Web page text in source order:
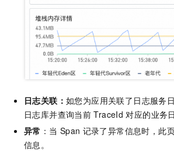
日志关联： 如您为应用关联了日志服务
日志库并查询当前 TraceId 对应的业务
异常 ：当 Span 记录了异常信息时，此
信息。